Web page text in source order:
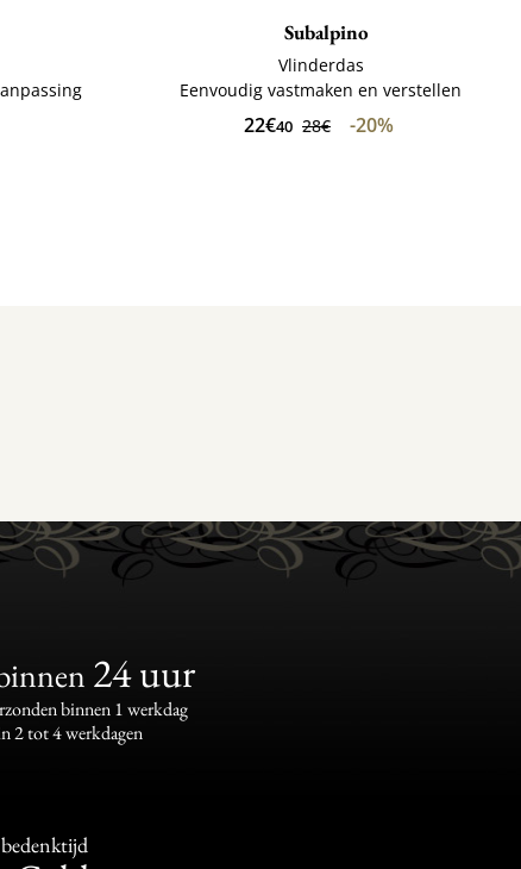
Subalpino
Vlinderdas
Eenvoudig vastmaken en verstellen
22€40 28€ -20%
24 uur
binnen 1 werkdag
2 tot 4 werkdagen